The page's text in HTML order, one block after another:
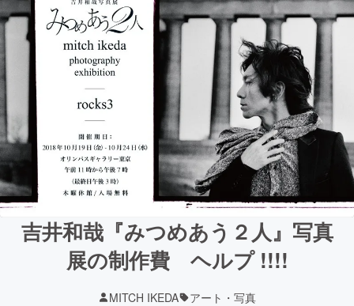
吉井和哉『みつめあう２人』写真
展の制作費 ヘルプ !!!!
MITCH IKEDA アート・写真